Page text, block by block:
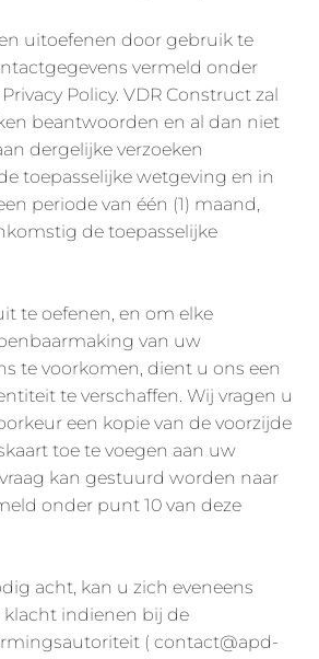
uitoefenen door gebruik te
vermeld onder
Policy. VDR Construct zal
beantwoorden en al dan niet
dergelijke verzoeken
toepasselijke wetgeving en in
periode van één (1) maand,
de toepasselijke
te oefenen, en om elke
van uw
te voorkomen, dient u ons een
te verschaffen. Wij vragen u
een kopie van de voorzijde
toe te voegen aan uw
kan gestuurd worden naar
onder punt 10 van deze
acht, kan u zich eveneens
indienen bij de
( contact@apd-